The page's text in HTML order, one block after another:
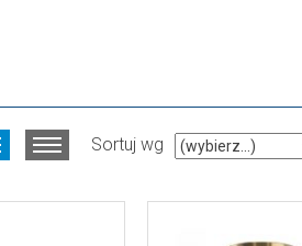
Sortuj wg